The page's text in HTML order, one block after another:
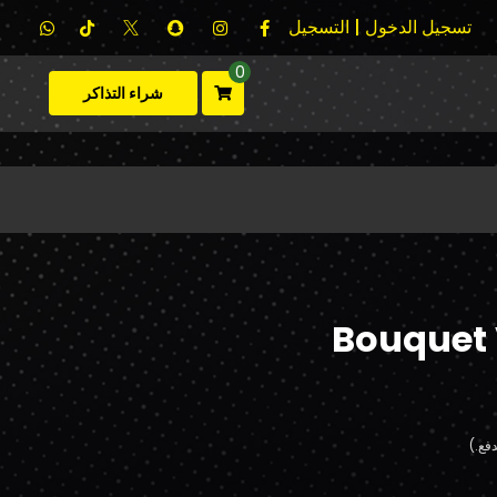
تسجيل الدخول | التسجيل
0
شراء التذاكر
Bouquet